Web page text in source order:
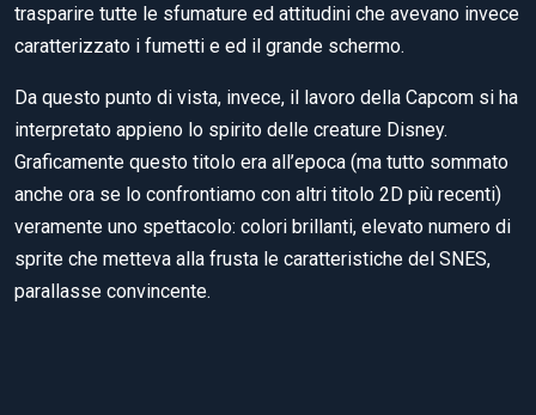
trasparire tutte le sfumature ed attitudini che avevano invece
caratterizzato i fumetti e ed il grande schermo.
Da questo punto di vista, invece, il lavoro della Capcom si ha
interpretato appieno lo spirito delle creature Disney.
Graficamente questo titolo era all’epoca (ma tutto sommato
anche ora se lo confrontiamo con altri titolo 2D più recenti)
veramente uno spettacolo: colori brillanti, elevato numero di
sprite che metteva alla frusta le caratteristiche del SNES,
parallasse convincente.